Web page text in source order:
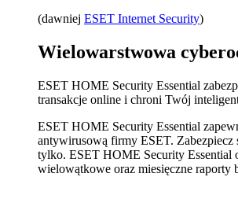
(dawniej ESET Internet Security)
Wielowarstwowa
ESET HOME Security Essential
transakcje online i chroni Twój
ESET HOME Security Essential
antywirusową firmy ESET. Zabezpiecz
tylko. ESET HOME Security Essential
wielowątkowe oraz miesięczne raporty